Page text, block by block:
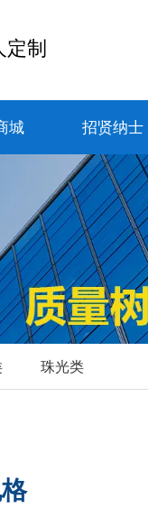
定制
城 招贤纳士
珠光类